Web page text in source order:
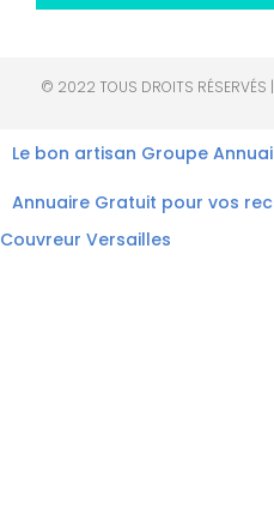
© 2022 TOUS DROITS RÉSERVÉS
Le bon artisan Groupe
Annuaire Gratuit pour vos
Couvreur Versailles